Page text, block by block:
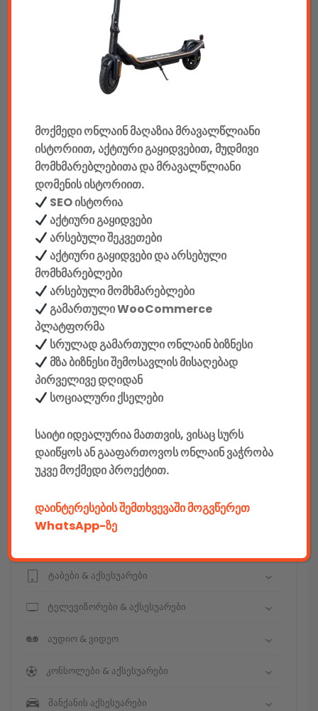
ტელევიზორები & აქსესუარები
აუდიო & ვიდეო
კონსოლები & აქსესუარები
ელემენტები
აკკუმულატორები
კაბელები & დამტენები
დისკები
ჩანთები
სეიფები
კონსტრუქტორები
კომპიუტერები & აქსესუარები
ტელეფონები & აქსესუარები
კამერები & აქსესუარები
ტაბები & აქსესუარები
ტელევიზორები & აქსესუარები
აუდიო & ვიდეო
კონსოლები & აქსესუარები
მანქანის აქსესუარები
მოქმედი ონლაინ მაღაზია მრავალწლიანი
ისტორიით, აქტიური გაყიდვებით, მუდმივი
მომხმარებლებითა და მრავალწლიანი
დომენის ისტორიით.
SEO ისტორია
აქტიური გაყიდვები
არსებული შეკვეთები
აქტიური გაყიდვები და არსებული
მომხმარებლები
არსებული მომხმარებლები
გამართული WooCommerce
პლატფორმა
სრულად გამართული ონლაინ ბიზნესი
მზა ბიზნესი შემოსავლის მისაღებად
პირველივე დღიდან
სოციალური ქსელები
საიტი იდეალურია მათთვის, ვისაც სურს
დაიწყოს ან გააფართოვოს ონლაინ ვაჭრობა
უკვე მოქმედი პროექტით.
დაინტერესების შემთხვევაში მოგვწერეთ
WhatsApp-ზე